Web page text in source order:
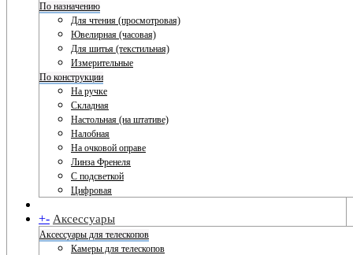
По назначению
Для чтения (просмотровая)
Ювелирная (часовая)
Для шитья (текстильная)
Измерительные
По конструкции
На ручке
Складная
Настольная (на штативе)
Налобная
На очковой оправе
Линза Френеля
С подсветкой
Цифровая
+- Аксессуары
Аксессуары для телескопов
Камеры для телескопов